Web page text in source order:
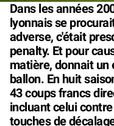
Dans les années
lyonnais se
adverse, c'était
penalty. Et pour
matière, donnait
ballon. En huit
43 coups francs
incluant celui
touches de